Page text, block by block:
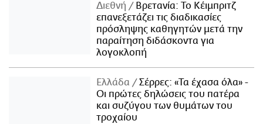
Διεθνή
Βρετανία: Το Κέιμπριτζ
επανεξετάζει τις διαδικασίες
πρόσληψης καθηγητών μετά την
παραίτηση διδάσκοντα για
λογοκλοπή
Ελλάδα
Σέρρες: «Τα έχασα όλα» -
Οι πρώτες δηλώσεις του πατέρα
και συζύγου των θυμάτων του
τροχαίου